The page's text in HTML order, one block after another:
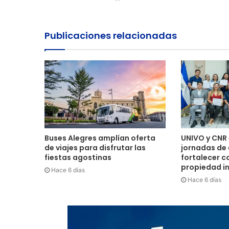
Publicaciones relacionadas
Buses Alegres amplían oferta
de viajes para disfrutar las
fiestas agostinas
Hace 6 días
UNIVO y
jornadas
fortalecer
propiedad
Hace 6 días